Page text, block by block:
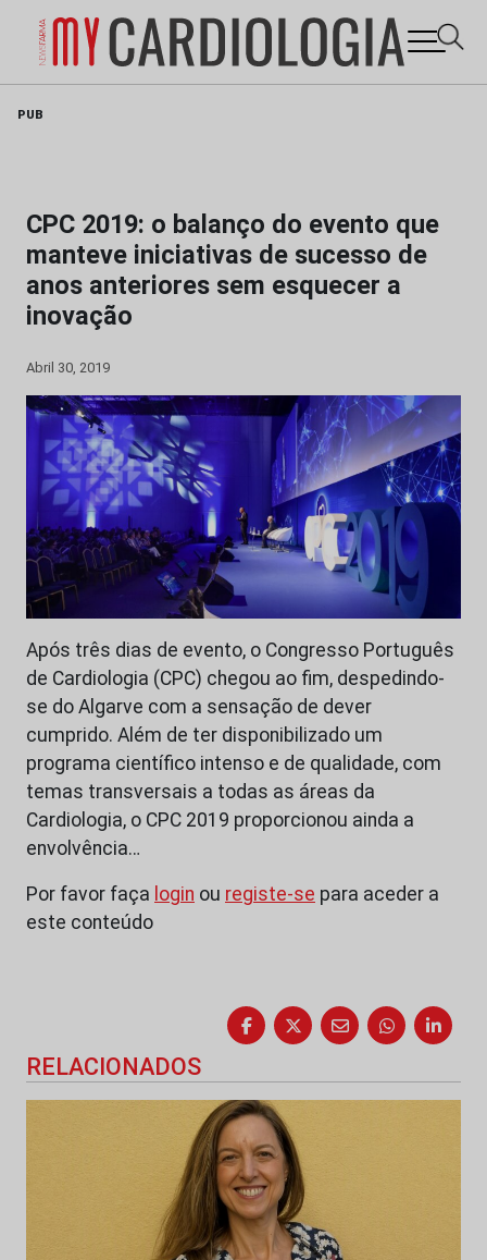
PUB
CPC 2019: o balanço do evento que
manteve iniciativas de sucesso de
anos anteriores sem esquecer a
inovação
Abril 30, 2019
Após três dias de evento, o Congresso Português
de Cardiologia (CPC) chegou ao fim, despedindo-
se do Algarve com a sensação de dever
cumprido. Além de ter disponibilizado um
programa científico intenso e de qualidade, com
temas transversais a todas as áreas da
Cardiologia, o CPC 2019 proporcionou ainda a
envolvência…
Por favor faça login ou registe-se para aceder a
este conteúdo
RELACIONADOS